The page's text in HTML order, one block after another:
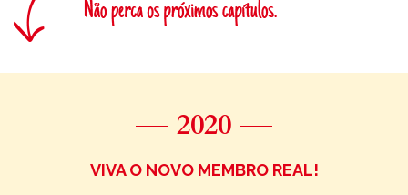
2020
VIVA O NOVO MEMBRO REAL!